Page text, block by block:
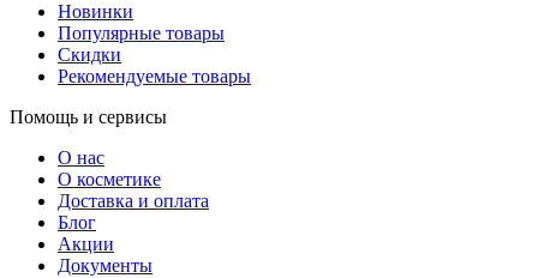
Новинки
Популярные товары
Скидки
Рекомендуемые товары
Помощь и сервисы
О нас
О косметике
Доставка и оплата
Блог
Акции
Документы